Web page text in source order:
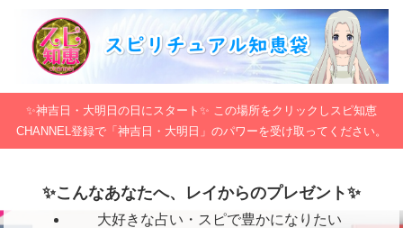
✨神吉日・大明日の日にスタート✨ この場所をクリックしスピ知恵
CHANNEL登録で「神吉日・大明日」のパワーを受け取ってください。
✨こんなあなたへ、レイからのプレゼント✨
大好きな占い・スピで豊かになりたい